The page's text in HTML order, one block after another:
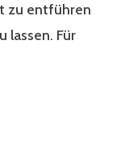
zu entführen
lassen. Für